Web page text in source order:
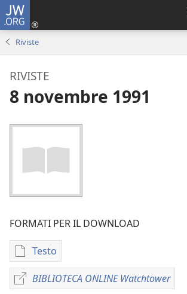
JW.ORG
Riviste
RIVISTE
8 novembre 1991
FORMATI PER IL DOWNLOAD
Testo
Opzioni
per
il
BIBLIOTECA ONLINE Watchtower
BIBLIOTECA